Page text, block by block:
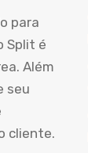
para
Split é
Além
seu
cliente.